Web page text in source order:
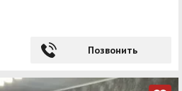
Позвонить